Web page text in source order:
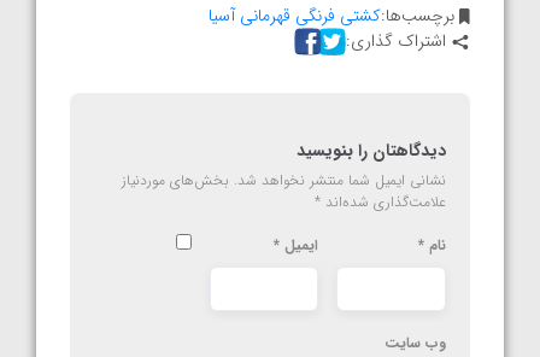
برچسب‌ها:کشتی فرنگی قهرمانی آسیا
اشتراک گذاری:
دیدگاهتان را بنویسید
نشانی ایمیل شما منتشر نخواهد شد. بخش‌های موردنیاز
علامت‌گذاری شده‌اند *
نام * ایمیل *
وب‌ سایت